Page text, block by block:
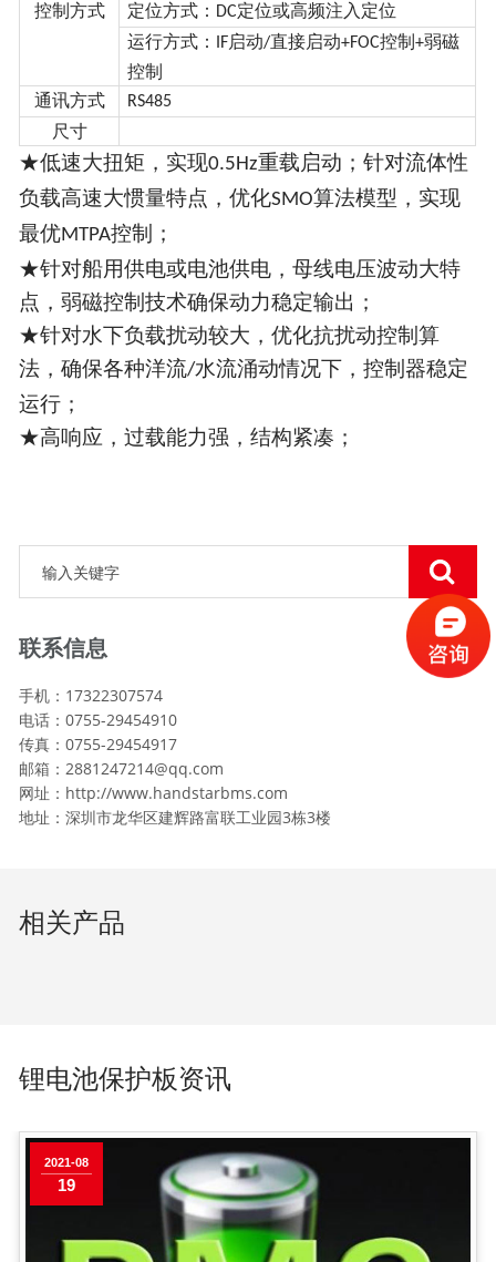
控制方式 定位方式： DC定位或高频注入定位
运行方式：
IF启动/直接启动+FOC控制+弱磁
控制
通讯方式
RS485
尺寸
★低速大扭矩，实现0.5Hz重载启动；针对流体性
负载高速大惯量特点，优化SMO算法模型，实现
最优MTPA控制；
★针对船用供电或电池供电，母线电压波动大特
点，弱磁控制技术确保动力稳定输出；
★针对水下负载扰动较大，优化抗扰动控制算
法，确保各种洋流/水流涌动情况下，控制器稳定
运行；
★高响应，过载能力强，结构紧凑；
联系信息
手机：17322307574
电话：0755-29454910
传真：0755-29454917
邮箱：2881247214@qq.com
网址：http://www.handstarbms.com
地址：深圳市龙华区建辉路富联工业园3栋3楼
相关产品
锂电池保护板资讯
2021-08
19